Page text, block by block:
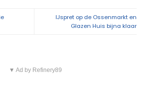
IJspret op de Ossenmarkt en
Glazen Huis bijna klaar
▼ Ad by Refinery89